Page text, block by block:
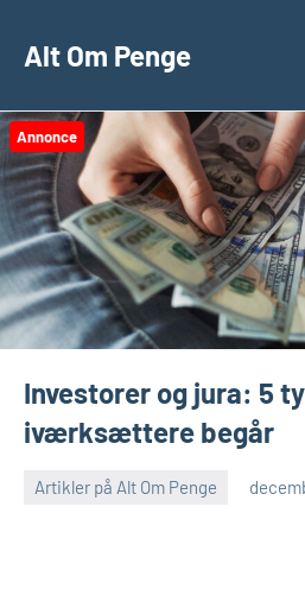
Alt Om Penge
Annonce
Investorer og jura: 5
iværksættere begår
Artikler på Alt Om Penge